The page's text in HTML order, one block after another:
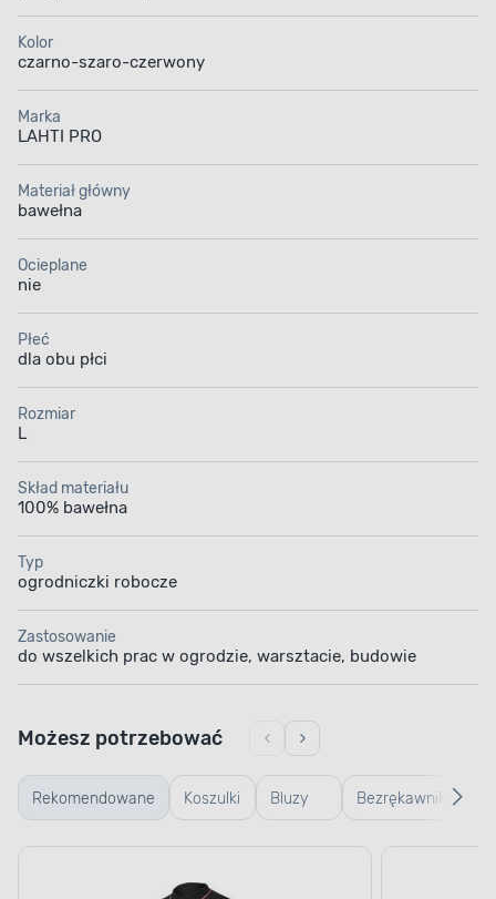
Kolor
czarno-szaro-czerwony
Marka
LAHTI PRO
Materiał główny
bawełna
Ocieplane
nie
Płeć
dla obu płci
Rozmiar
L
Skład materiału
100% bawełna
Typ
ogrodniczki robocze
Zastosowanie
do wszelkich prac w ogrodzie, warsztacie, budowie
Rekomendowane Koszulki
robocze
Bluzy
robocze
Bezrękawniki
robocze
Możesz potrzebować